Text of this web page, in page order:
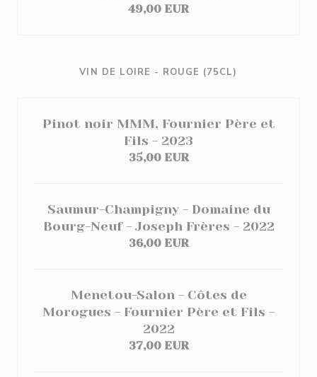
49,00 EUR
VIN DE LOIRE - ROUGE (75CL)
Pinot noir MMM, Fournier Père et
Fils - 2023
35,00 EUR
Saumur-Champigny - Domaine du
Bourg-Neuf - Joseph Frères - 2022
36,00 EUR
Menetou-Salon - Côtes de
Morogues - Fournier Père et Fils -
2022
37,00 EUR